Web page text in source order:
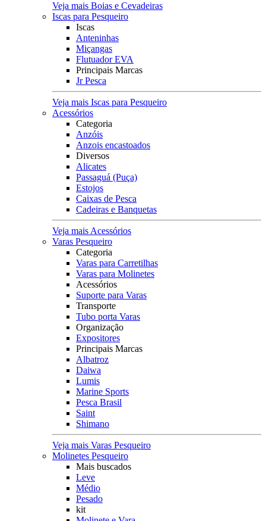
Veja mais Boias e Cevadeiras
Iscas para Pesqueiro
Iscas
Anteninhas
Miçangas
Flutuador EVA
Principais Marcas
Jr Pesca
Veja mais Iscas para Pesqueiro
Acessórios
Categoria
Anzóis
Anzois encastoados
Diversos
Alicates
Passaguá (Puça)
Estojos
Caixas de Pesca
Cadeiras e Banquetas
Veja mais Acessórios
Varas Pesqueiro
Categoria
Varas para Carretilhas
Varas para Molinetes
Acessórios
Suporte para Varas
Transporte
Tubo porta Varas
Organização
Expositores
Principais Marcas
Albatroz
Daiwa
Lumis
Marine Sports
Pesca Brasil
Saint
Shimano
Veja mais Varas Pesqueiro
Molinetes Pesqueiro
Mais buscados
Leve
Médio
Pesado
kit